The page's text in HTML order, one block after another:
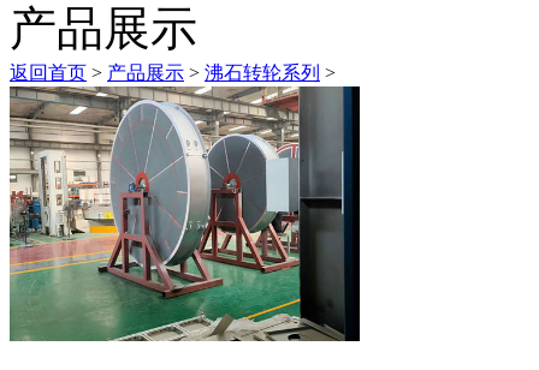
产品展示
返回首页 > 产品展示 > 沸石转轮系列 >